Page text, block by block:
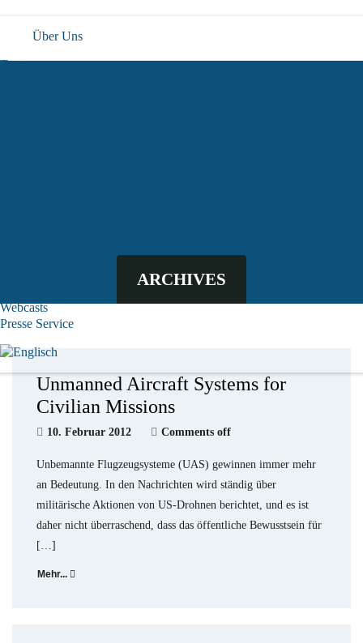
Über Uns
Team
Webcasts
Presse Service
ARCHIVES
Unmanned Aircraft Systems for
Civilian Missions
10. Februar 2012 Comments off
Unbemannte Flugzeugsysteme (UAS) gewinnen immer mehr
an Bedeutung. In den Nachrichten wird ständig über
militärische Aktionen von US-Drohnen berichtet, und es ist
daher nicht überraschend, dass das öffentliche Bewusstsein für
[…]
Mehr...